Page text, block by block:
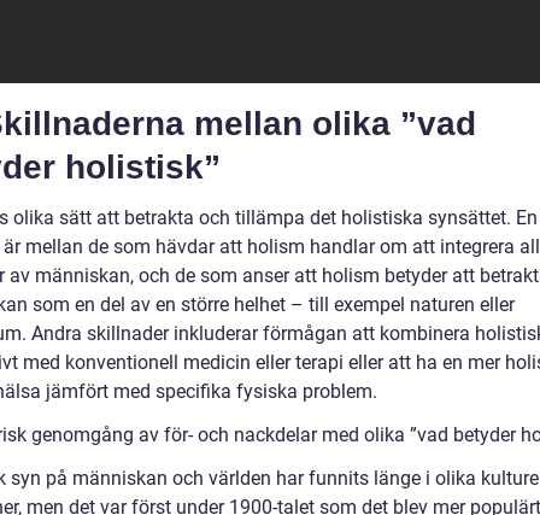
mellan olika ”vad
holistisk”
olika sätt att betrakta och tillämpa det holistiska synsättet.
mellan de som hävdar att holism handlar om att integrera
av människan, och de som anser att holism betyder att
som en del av en större helhet – till exempel naturen eller
Andra skillnader inkluderar förmågan att kombinera
med konventionell medicin eller terapi eller att ha en mer
jämfört med specifika fysiska problem.
genomgång av för- och nackdelar med olika ”vad betyder
syn på människan och världen har funnits länge i olika
men det var först under 1900-talet som det blev mer